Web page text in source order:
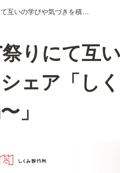
LT祭りにて互いの学びや気づきを積極的にシェア「しくみオフ会'25.10〜参加編〜」
りにて互
ェア「し
」